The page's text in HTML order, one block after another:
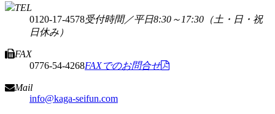
TEL
0120-17-4578受付時間／平日8:30～17:30 （土・日・祝
日休み）
FAX
0776-54-4268FAXでのお問合せ
Mail
info@kaga-seifun.com